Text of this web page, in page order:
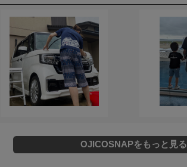
OJICOSNAPをもっと見る